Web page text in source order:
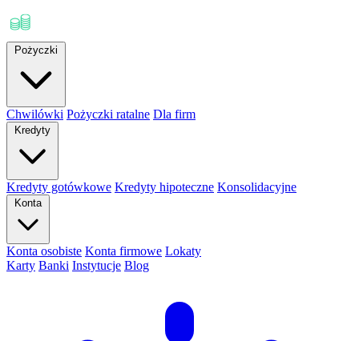
Pożyczki
Chwilówki Pożyczki ratalne Dla firm
Kredyty
Kredyty gotówkowe Kredyty hipoteczne Konsolidacyjne
Konta
Konta osobiste Konta firmowe Lokaty
Karty Banki Instytucje Blog